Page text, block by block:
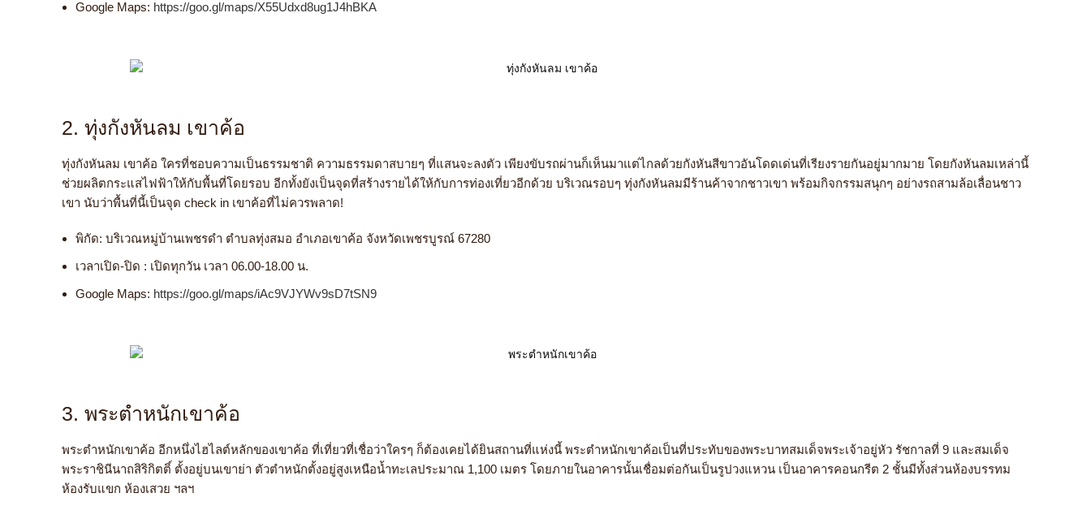
Google Maps: https://goo.gl/maps/X55Udxd8ug1J4hBKA
2. ทุ่งกังหันลม เขาค้อ
ทุ่งกังหันลม เขาค้อ ใครที่ชอบความเป็นธรรมชาติ ความธรรมดาสบายๆ ที่แสนจะลงตัว เพียงขับรถผ่านก็เห็นมาแต่ไกลด้วยกังหันสีขาวอันโดดเด่นที่เรียงรายกันอยู่มากมาย โดยกังหันลมเหล่านี้
ช่วยผลิตกระแสไฟฟ้าให้กับพื้นที่โดยรอบ อีกทั้งยังเป็นจุดที่สร้างรายได้ให้กับการท่องเที่ยวอีกด้วย บริเวณรอบๆ ทุ่งกังหันลมมีร้านค้าจากชาวเขา พร้อมกิจกรรมสนุกๆ อย่างรถสามล้อเลื่อนชาว
เขา นับว่าพื้นที่นี้เป็นจุด check in เขาค้อที่ไม่ควรพลาด!
พิกัด: บริเวณหมู่บ้านเพชรดำ ตำบลทุ่งสมอ อำเภอเขาค้อ จังหวัดเพชรบูรณ์ 67280
เวลาเปิด-ปิด : เปิดทุกวัน เวลา 06.00-18.00 น.
Google Maps: https://goo.gl/maps/iAc9VJYWv9sD7tSN9
3. พระตำหนักเขาค้อ
พระตำหนักเขาค้อ อีกหนึ่งไฮไลต์หลักของเขาค้อ ที่เที่ยวที่เชื่อว่าใครๆ ก็ต้องเคยได้ยินสถานที่แห่งนี้ พระตำหนักเขาค้อเป็นที่ประทับของพระบาทสมเด็จพระเจ้าอยู่หัว รัชกาลที่ 9 และสมเด็จ
พระราชินีนาถสิริกิตติ์ ตั้งอยู่บนเขาย่า ตัวตำหนักตั้งอยู่สูงเหนือน้ำทะเลประมาณ 1,100 เมตร โดยภายในอาคารนั้นเชื่อมต่อกันเป็นรูปวงแหวน เป็นอาคารคอนกรีต 2 ชั้นมีทั้งส่วนห้องบรรทม
ห้องรับแขก ห้องเสวย ฯลฯ